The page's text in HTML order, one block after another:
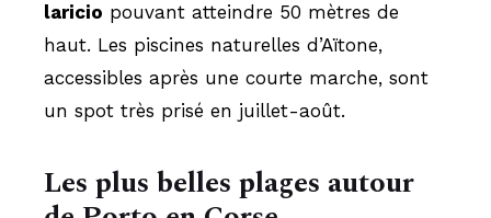
laricio pouvant atteindre 50 mètres de
haut. Les piscines naturelles d’Aïtone,
accessibles après une courte marche, sont
un spot très prisé en juillet-août.
Les plus belles plages autour